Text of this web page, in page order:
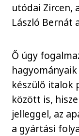
utódai Zircen,
László Bernát
Ő úgy
készülő italok
között is,
jelleggel, az
a gyártási